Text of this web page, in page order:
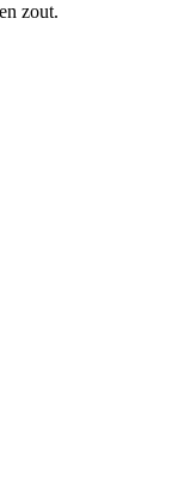
zout.